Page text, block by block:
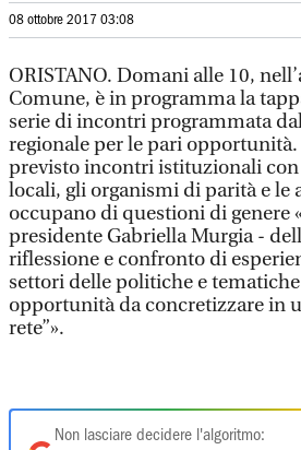
08 ottobre 2017 03:08
ORISTANO. Domani alle 10,
Comune, è in programma la
serie di incontri programmata
regionale per le pari
previsto incontri istituzionali
locali, gli organismi di parità e le
occupano di questioni di genere
presidente Gabriella Murgia -
riflessione e confronto di
settori delle politiche e
opportunità da concretizzare in
rete”».
Non lasciare decidere l'algoritmo: